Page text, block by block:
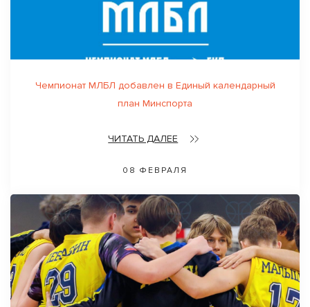
Чемпионат МЛБЛ добавлен в Единый календарный
план Минспорта
ЧИТАТЬ ДАЛЕЕ
08 ФЕВРАЛЯ